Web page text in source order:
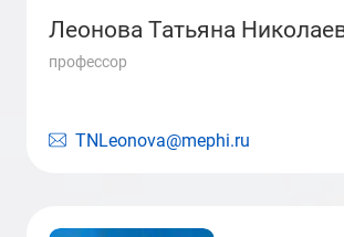
Леонова Татьяна
профессор
TNLeonova@mephi.ru